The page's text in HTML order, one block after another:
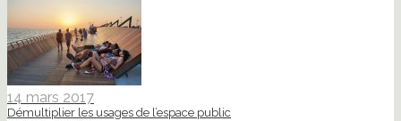
14 mars 2017
Démultiplier les usages de l’espace public